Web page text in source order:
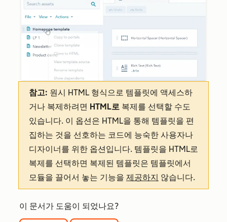
참고: 원시 HTML 형식으로 템플릿에 액세스하
거나 복제하려면 HTML로 복제를 선택할 수도
있습니다. 이 옵션은 HTML을 통해 템플릿을 편
집하는 것을 선호하는 코드에 능숙한 사용자나
디자이너를 위한 옵션입니다. 템플릿을 HTML로
복제를 선택하면 복제된 템플릿은 템플릿에서
모듈을 끌어서 놓는 기능을 제공하지 않습니다.
이 문서가 도움이 되었나요?